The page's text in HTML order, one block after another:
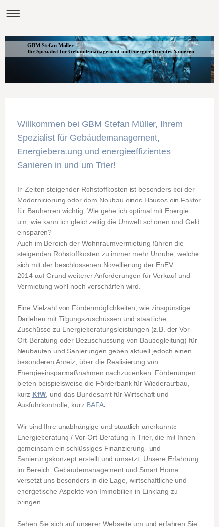
GBM Stefan Müller
Ihr Spezialist für Gebäudemanagement und energieeffizientes Sanieren
Willkommen bei GBM Stefan Müller, Ihrem
Spezialist für Gebäudemanagement,
Energieberatung und energieeffizientes
Sanieren in und um Trier!
In Zeiten steigender Rohstoffkosten ist besonders bei der
Modernisierung oder dem Neubau eines Hauses ein Faktor
für Bauherren wichtig: Wie gehe ich optimal mit Energie
um, wie kann ich gleichzeitig die Umwelt schonen und Geld
einsparen?
Auch im Bereich der Wohnraumvermietung führen die
steigenden Rohstoffkosten zu immer mehr Unruhe, welche
sich mit der beschlossenen Novellierung der EnEV
2014 auf Grund weiterer Anforderungen für Verkauf und
Vermietung wohl noch verschärfen wird.
Eine Vielzahl von Fördermöglichkeiten, wie zinsgünstige
Darlehen mit Tilgungszuschüssen und staatliche
Zuschüsse zu Energieberatungsleistungen (z.B. der Vor-
Ort-Beratung oder Bezuschussung von Baubegleitung) für
Neubauten und Sanierungen geben aktuell jedoch einen
besonderen Anreiz, über die Realisierung von
Energieeinsparmaßnahmen nachzudenken. Förderungen
bieten beispielsweise die Förderbank für Wiederaufbau,
kurz KfW , und das Bundesamt für Wirtschaft und
Ausfuhrkontrolle, kurz BAFA.
Wir sind Ihre unabhängige und staatlich anerkannte
Energieberatung / Vor-Ort-Beratung in Trier, die mit Ihnen
gemeinsam ein schlüssiges Finanzierung- und
Sanierungskonzept erstellt und umsetzt. Unsere Erfahrung
im Bereich Gebäudemanagement und Smart Home
versetzt uns besonders in die Lage, wirtschaftliche und
energetische Aspekte von Immobilien in Einklang zu
bringen.
Sehen Sie sich auf unserer Webseite um und erfahren Sie